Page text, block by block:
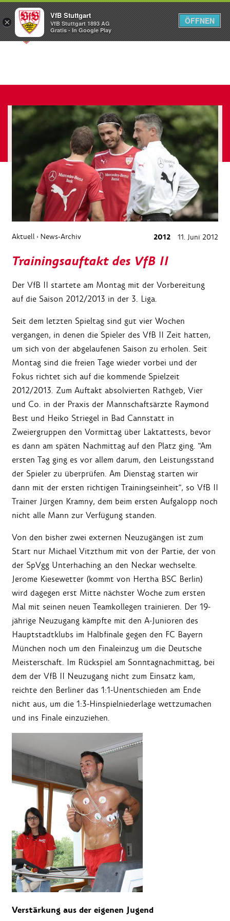
Menü
Aktuell › News-Archiv 2012 11. Juni 2012
Trainingsauftakt des VfB II
Der VfB II startete am Montag mit der Vorbereitung
auf die Saison 2012/2013 in der 3. Liga.
Seit dem letzten Spieltag sind gut vier Wochen
vergangen, in denen die Spieler des VfB II Zeit hatten,
um sich von der abgelaufenen Saison zu erholen. Seit
Montag sind die freien Tage wieder vorbei und der
Fokus richtet sich auf die kommende Spielzeit
2012/2013. Zum Auftakt absolvierten Rathgeb, Vier
und Co. in der Praxis der Mannschaftsärzte Raymond
Best und Heiko Striegel in Bad Cannstatt in
Zweiergruppen den Vormittag über Laktattests, bevor
es dann am späten Nachmittag auf den Platz ging. "Am
ersten Tag ging es vor allem darum, den Leistungsstand
der Spieler zu überprüfen. Am Dienstag starten wir
dann mit der ersten richtigen Trainingseinheit", so VfB II
Trainer Jürgen Kramny, dem beim ersten Aufgalopp noch
nicht alle Mann zur Verfügung standen.
Von den bisher zwei externen Neuzugängen ist zum
Start nur Michael Vitzthum mit von der Partie, der von
der SpVgg Unterhaching an den Neckar wechselte.
Jerome Kiesewetter (kommt von Hertha BSC Berlin)
wird dagegen erst Mitte nächster Woche zum ersten
Mal mit seinen neuen Teamkollegen trainieren. Der 19-
jährige Neuzugang kämpfte mit den A-Junioren des
Hauptstadtklubs im Halbfinale gegen den FC Bayern
München noch um den Finaleinzug um die Deutsche
Meisterschaft. Im Rückspiel am Sonntagnachmittag, bei
dem der VfB II Neuzugang nicht zum Einsatz kam,
reichte den Berliner das 1:1-Unentschieden am Ende
nicht aus, um die 1:3-Hinspielniederlage wettzumachen
und ins Finale einzuziehen.
Verstärkung aus der eigenen Jugend
×
VfB Stuttgart
VfB Stuttgart 1893 AG
Gratis - In Google Play
ÖFFNEN